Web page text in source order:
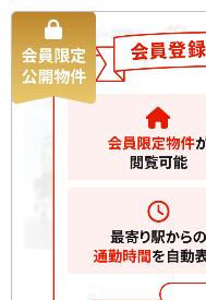
新築一戸建て
グレ
丁目 新築一戸